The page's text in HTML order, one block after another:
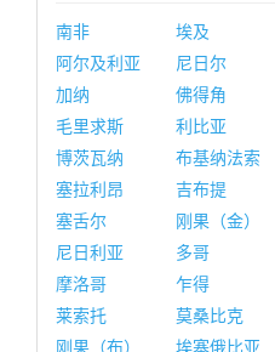
南非 埃及
阿尔及利亚
尼日尔
加纳
佛得角
毛里求斯
利比亚
博茨瓦纳
布基纳法索
塞拉利昂
吉布提
塞舌尔
刚果（金）
尼日利亚
多哥
摩洛哥
乍得
莱索托
莫桑比克
刚果（布）
埃塞俄比亚